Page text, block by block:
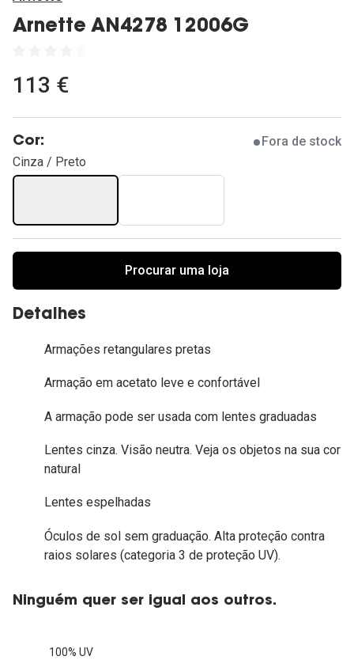
Arnette AN4278 12006G
113 €
Cor:
Fora de stock
Cinza / Preto
Procurar uma loja
Detalhes
Armações retangulares pretas
Armação em acetato leve e confortável
A armação pode ser usada com lentes graduadas
Lentes cinza. Visão neutra. Veja os objetos na sua cor
natural
Lentes espelhadas
Óculos de sol sem graduação. Alta proteção contra
raios solares (categoria 3 de proteção UV).
Ninguém quer ser igual aos outros.
100% UV